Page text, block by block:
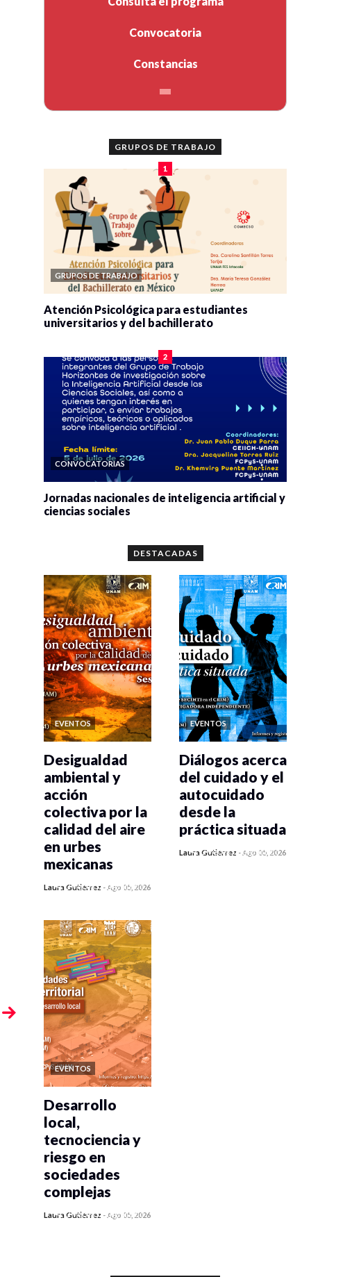
Convocatoria
Constancias
GRUPOS DE TRABAJO
1
GRUPOS DE TRABAJO
Atención Psicológica para estudiantes
universitarios y del bachillerato
2
CONVOCATORIAS
Jornadas nacionales de inteligencia artificial y
ciencias sociales
DESTACADAS
EVENTOS
0 veces compartido
Desigualdad
ambiental y
acción
colectiva por la
calidad del aire
en urbes
mexicanas
Laura Gutiérrez -Ago 05, 2026
EVENTOS
0 veces compartido
Diálogos acerca
del cuidado y el
autocuidado
desde la
práctica situada
Laura Gutiérrez -Ago 05, 2026
EVENTOS
0 veces compartido
Desarrollo
local,
tecnociencia y
riesgo en
sociedades
complejas
Laura Gutiérrez -Ago 05, 2026